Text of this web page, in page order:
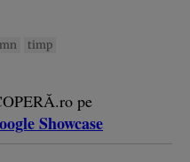
timp
pe
Showcase